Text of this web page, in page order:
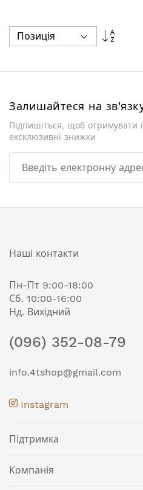
Залишайтеся на
Підпишіться, щоб отримувати
ексклюзивні знижки
Наші контакти
Пн-Пт 9:00-18:00
Сб. 10:00-16:00
Нд. Вихідний
(096) 352-08-79
info.4tshop@gmail.com
Instagram
Підтримка
Компанія